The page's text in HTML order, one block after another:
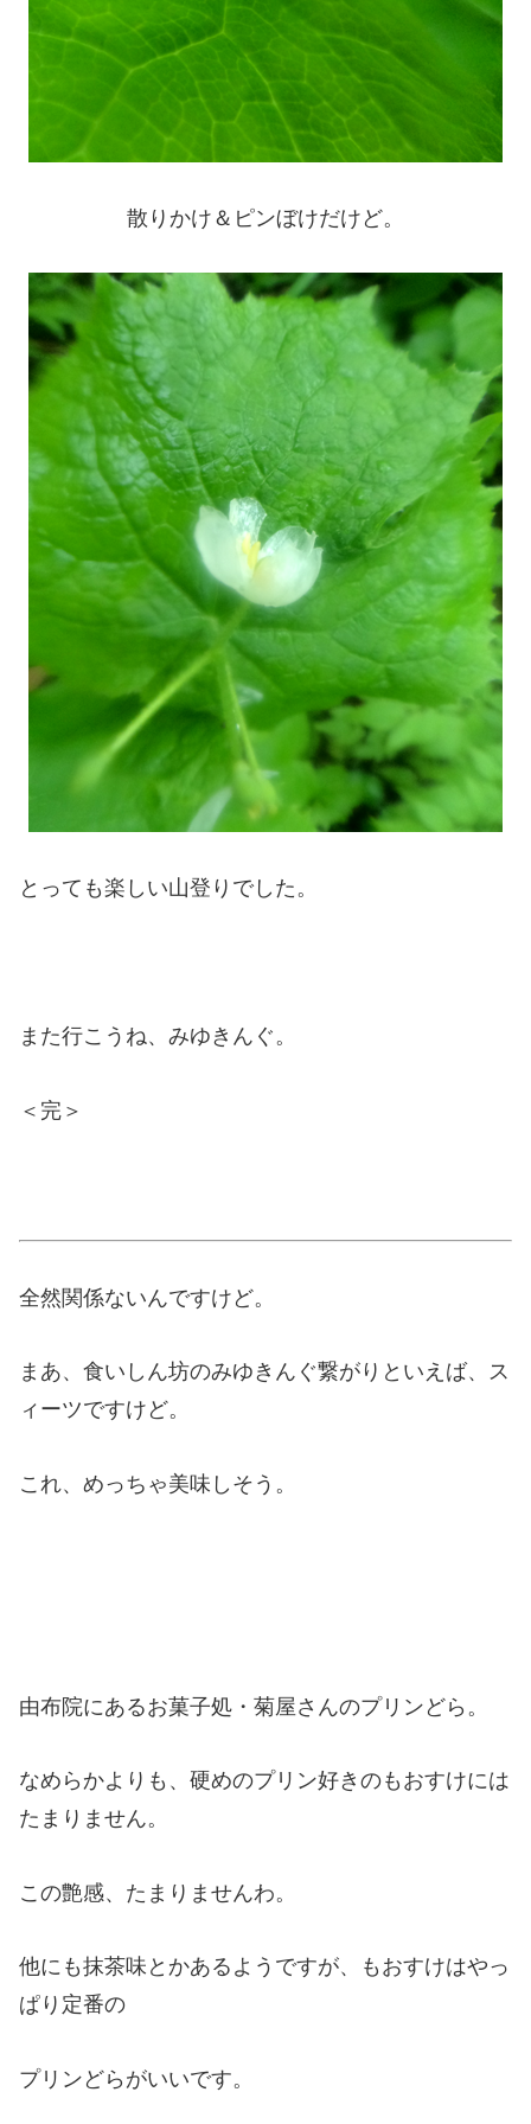
散りかけ＆ピンぼけだけど。
とっても楽しい山登りでした。
また行こうね、みゆきんぐ。
＜完＞
全然関係ないんですけど。
まあ、食いしん坊のみゆきんぐ繋がりといえば、ス
ィーツですけど。
これ、めっちゃ美味しそう。
由布院にあるお菓子処・菊屋さんのプリンどら。
なめらかよりも、硬めのプリン好きのもおすけには
たまりません。
この艶感、たまりませんわ。
他にも抹茶味とかあるようですが、もおすけはやっ
ぱり定番の
プリンどらがいいです。